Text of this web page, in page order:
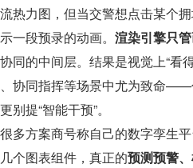
热力图，但当交警想点击某个
一段预录的动画。 渲染引擎只
同的中间层。结果是视觉上“看
协同指挥等场景中尤为致命——
别提“智能干预”。
多方案商号称自己的数字孪生
个图表组件，真正的预测预警